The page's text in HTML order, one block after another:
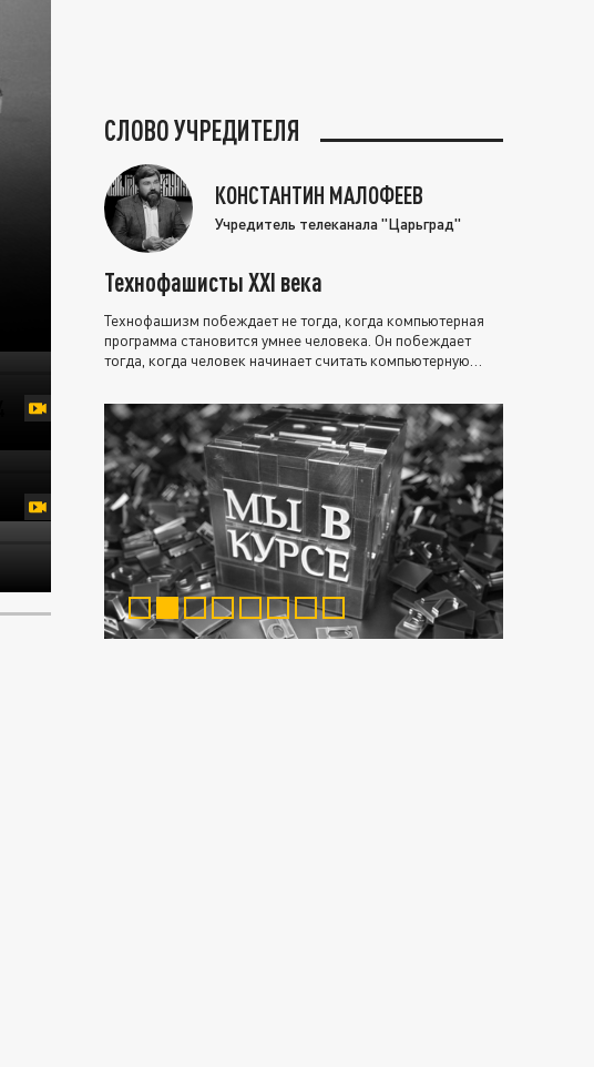
СЛОВО УЧРЕДИТЕЛЯ
КОНСТАНТИН МАЛОФЕЕВ
Учредитель телеканала "Царьград"
Технофашисты XXI века
Технофашизм побеждает не тогда, когда компьютерная
программа становится умнее человека. Он побеждает
тогда, когда человек начинает считать компьютерную